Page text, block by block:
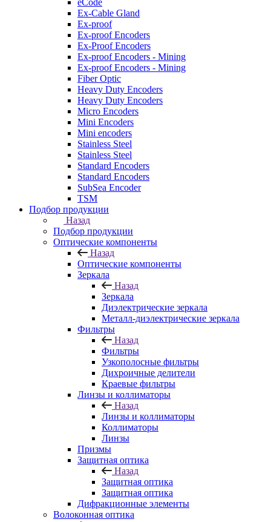
eCode
Ex-Cable Gland
Ex-proof
Ex-proof Encoders
Ex-Proof Encoders
Ex-proof Encoders - Mining
Ex-proof Encoders - Mining
Fiber Optic
Heavy Duty Encoders
Heavy Duty Encoders
Micro Encoders
Mini Encoders
Mini encoders
Stainless Steel
Stainless Steel
Standard Encoders
Standard Encoders
SubSea Encoder
TSM
Подбор продукции
Назад
Подбор продукции
Оптические компоненты
Назад
Оптические компоненты
Зеркала
Назад
Зеркала
Диэлектрические зеркала
Металл-диэлектрические зеркала
Фильтры
Назад
Фильтры
Узкополосные фильтры
Дихроичные делители
Краевые фильтры
Линзы и коллиматоры
Назад
Линзы и коллиматоры
Коллиматоры
Линзы
Призмы
Защитная оптика
Назад
Защитная оптика
Защитная оптика
Дифракционные элементы
Волоконная оптика